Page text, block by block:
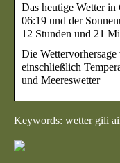
Das heutige Wetter
06:19 und der
12 Stunden und 21
Die
einschließlich
und Meereswetter
Keywords: wetter gili